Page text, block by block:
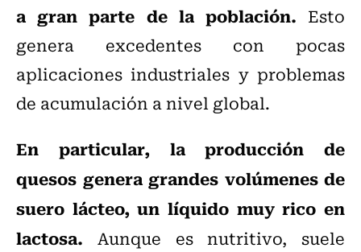
a gran parte de la población. Esto
genera excedentes con pocas
aplicaciones industriales y problemas
de acumulación a nivel global.
En particular, la producción de
quesos genera grandes volúmenes de
suero lácteo, un líquido muy rico en
lactosa. Aunque es nutritivo, suele